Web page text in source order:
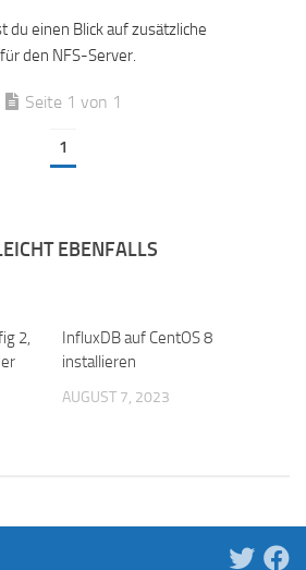
du einen Blick auf zusätzliche
den NFS-Server.
Seite 1 von 1
1
EBENFALLS
2,
InfluxDB auf CentOS 8
installieren
AUGUST 7, 2023